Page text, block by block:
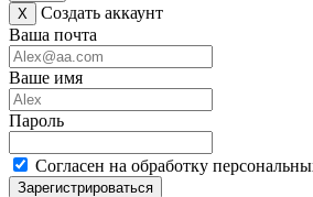
X
Создать аккаунт
Ваша почта
Ваше имя
Пароль
Согласен на обработку
Зарегистрироваться